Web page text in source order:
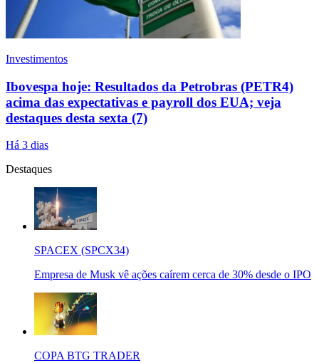
Investimentos
Ibovespa hoje: Resultados da Petrobras (PETR4)
acima das expectativas e payroll dos EUA; veja
destaques desta sexta (7)
Há 3 dias
Destaques
SPACEX (SPCX34)
Empresa de Musk vê ações caírem cerca de 30% desde o IPO
COPA BTG TRADER